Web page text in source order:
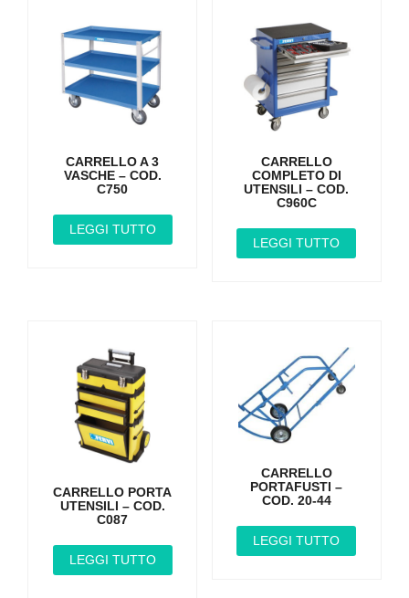
CARRELLO A 3
VASCHE – COD.
C750
LEGGI TUTTO
CARRELLO
COMPLETO DI
UTENSILI – COD.
C960C
LEGGI TUTTO
CARRELLO PORTA
UTENSILI – COD.
C087
LEGGI TUTTO
CARRELLO
PORTAFUSTI –
COD. 20-44
LEGGI TUTTO